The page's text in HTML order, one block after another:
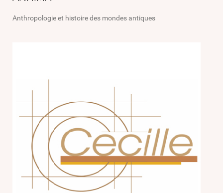
Anthropologie et histoire des mondes antiques